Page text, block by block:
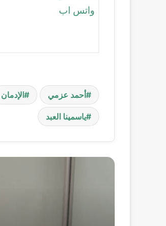
واتس اب
أحمد عزمي الإدمان
ياسمينا العبد